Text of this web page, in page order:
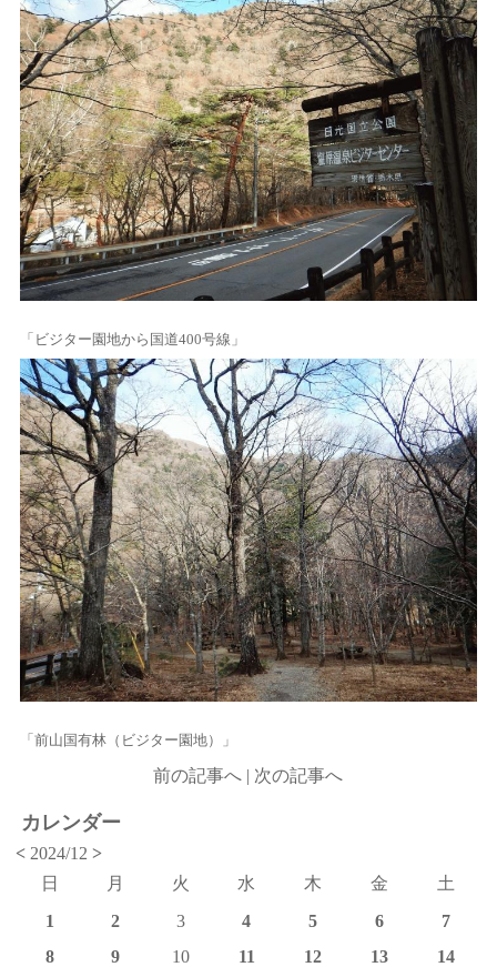
「ビジター園地から国道400号線」
「前山国有林（ビジター園地）」
前の記事へ | 次の記事へ
カレンダー
< 2024/12>
日
月 火 水 木 金
土
1
2 3 4 5 6
7
8
9 10 11 12 13
14